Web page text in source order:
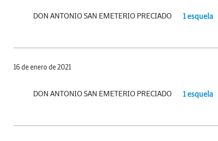
DON ANTONIO SAN EMETERIO PRECIADO 1 esquela
16 de enero de 2021
DON ANTONIO SAN EMETERIO PRECIADO 1 esquela